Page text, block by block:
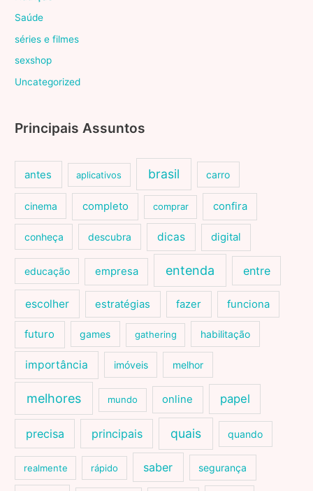
Saúde
séries e filmes
sexshop
Uncategorized
Principais Assuntos
antes aplicativos brasil carro
cinema completo comprar confira
conheça descubra dicas digital
educação empresa entenda entre
escolher estratégias fazer funciona
futuro games gathering habilitação
importância imóveis melhor
melhores mundo online papel
precisa principais quais quando
realmente rápido saber segurança